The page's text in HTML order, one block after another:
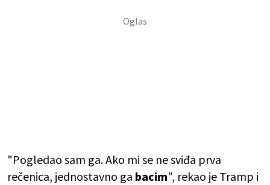
"Pogledao sam ga. Ako mi se ne sviđa prva
rečenica, jednostavno ga bacim", rekao je Tramp i